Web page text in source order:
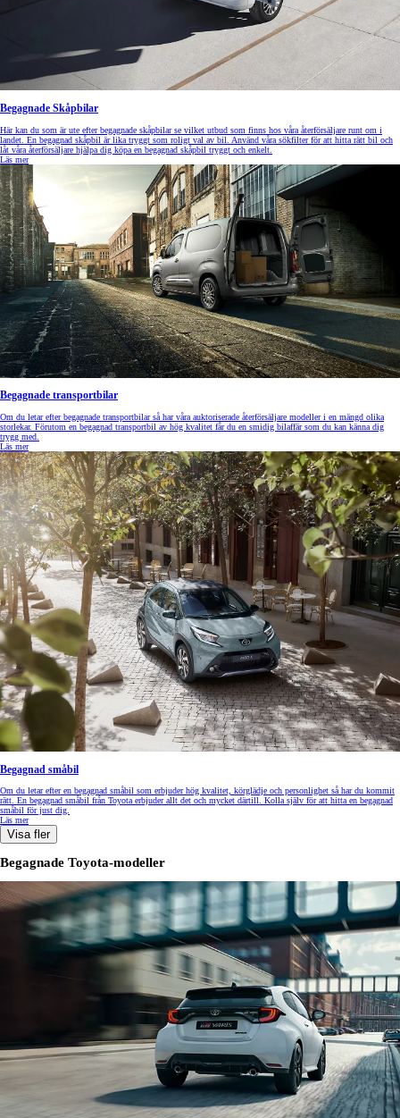
Begagnade Skåpbilar
Här kan du som är ute efter begagnade skåpbilar se vilket utbud som finns hos våra återförsäljare runt om i
landet. En begagnad skåpbil är lika tryggt som roligt val av bil. Använd våra sökfilter för att hitta rätt bil och
låt våra återförsäljare hjälpa dig köpa en begagnad skåpbil tryggt och enkelt.
Läs mer
Begagnade transportbilar
Om du letar efter begagnade transportbilar så har våra auktoriserade återförsäljare modeller i en mängd olika
storlekar. Förutom en begagnad transportbil av hög kvalitet får du en smidig bilaffär som du kan känna dig
trygg med.
Läs mer
Begagnad småbil
Om du letar efter en begagnad småbil som erbjuder hög kvalitet, körglädje och personlighet så har du kommit
rätt. En begagnad småbil från Toyota erbjuder allt det och mycket därtill. Kolla själv för att hitta en begagnad
småbil för just dig.
Läs mer
Visa fler
Begagnade Toyota-modeller